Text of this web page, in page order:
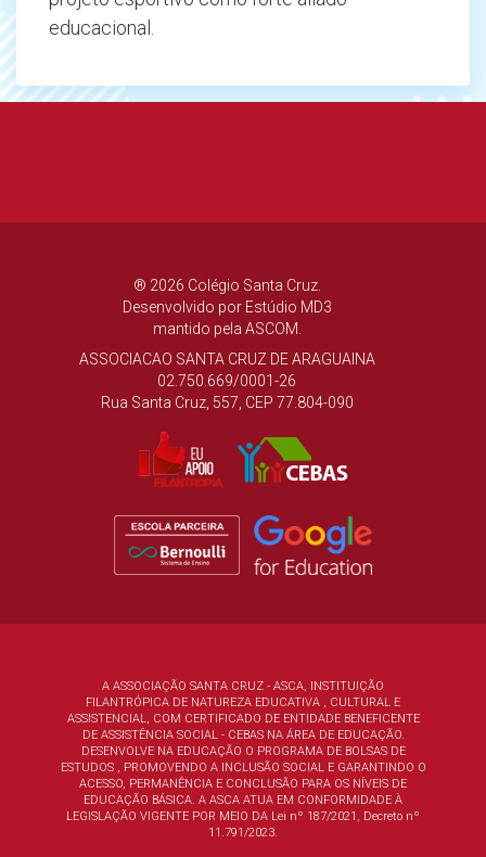
educacional.
® 2026 Colégio Santa Cruz.
Desenvolvido por Estúdio MD3
mantido pela ASCOM.
ASSOCIACAO SANTA CRUZ DE ARAGUAINA
02.750.669/0001-26
Rua Santa Cruz, 557, CEP 77.804-090
A ASSOCIAÇÃO SANTA CRUZ - ASCA, INSTITUIÇÃO
FILANTRÓPICA DE NATUREZA EDUCATIVA , CULTURAL E
ASSISTENCIAL, COM CERTIFICADO DE ENTIDADE BENEFICENTE
DE ASSISTÊNCIA SOCIAL - CEBAS NA ÁREA DE EDUCAÇÃO.
DESENVOLVE NA EDUCAÇÃO O PROGRAMA DE BOLSAS DE
ESTUDOS , PROMOVENDO A INCLUSÃO SOCIAL E GARANTINDO O
ACESSO, PERMANÊNCIA E CONCLUSÃO PARA OS NÍVEIS DE
EDUCAÇÃO BÁSICA. A ASCA ATUA EM CONFORMIDADE À
LEGISLAÇÃO VIGENTE POR MEIO DA Lei nº 187/2021, Decreto nº
11.791/2023.